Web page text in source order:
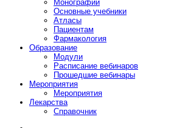
Монографии
Основные учебники
Атласы
Пациентам
Фармакология
Образование
Модули
Расписание вебинаров
Прошедшие вебинары
Мероприятия
Мероприятия
Лекарства
Справочник